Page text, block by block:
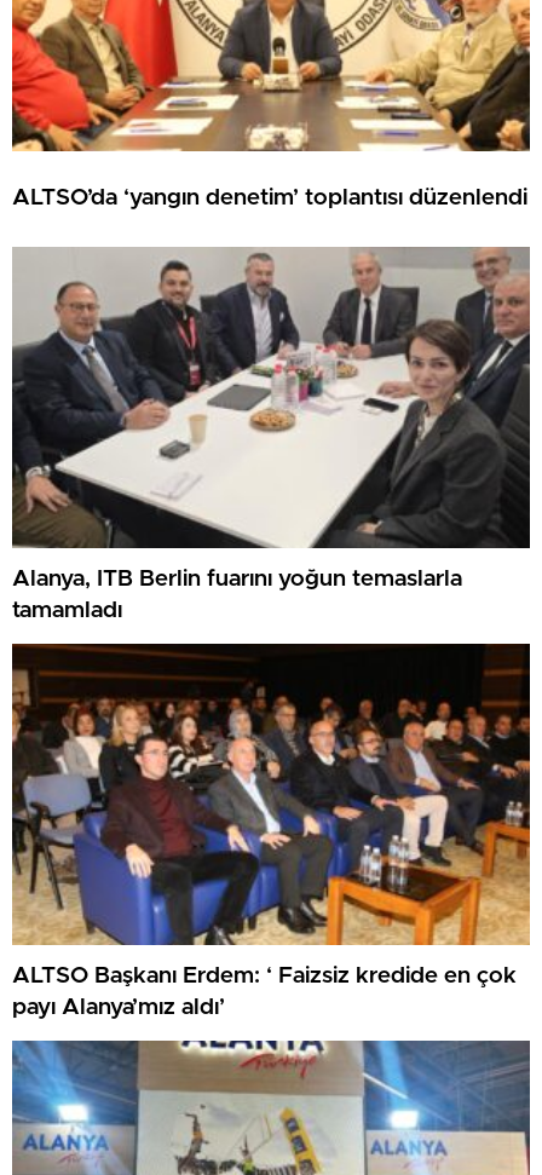
ALTSO’da ‘yangın denetim’ toplantısı düzenlendi
Alanya, ITB Berlin fuarını yoğun temaslarla
tamamladı
ALTSO Başkanı Erdem: ‘ Faizsiz kredide en çok
payı Alanya’mız aldı’